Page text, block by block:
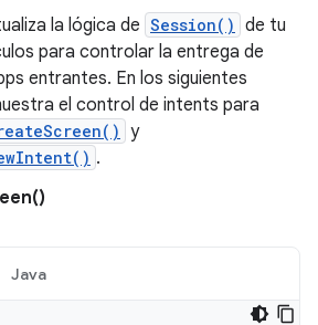
la lógica de Session() de tu
para controlar la entrega de
entrantes. En los siguientes
el control de intents para
y
.
Java